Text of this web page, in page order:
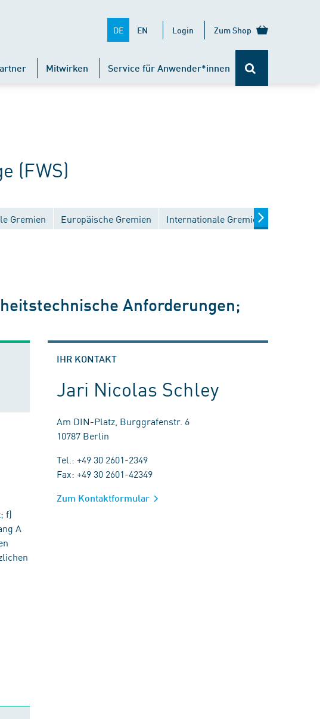
DE EN Login Zum Shop
Mitwirken Service für Anwender*innen
(FWS)
Gremien Europäische Gremien Internationale Gremien
Anforderungen;
f)
A
IHR KONTAKT
Jari Nicolas Schley
Am DIN-Platz, Burggrafenstr. 6
10787 Berlin
Tel.: +49 30 2601-2349
Fax: +49 30 2601-42349
Zum Kontaktformular